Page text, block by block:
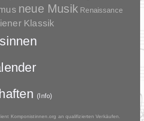
neue Musik Renaissance
Klassik
(Info)
Komponistinnen.org an qualifizierten Verkäufen.